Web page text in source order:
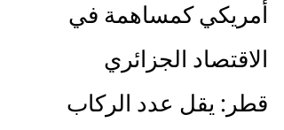
أمريكي كمساهمة في
الاقتصاد الجزائري
قطر: يقل عدد الركاب